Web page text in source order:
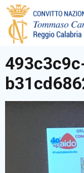
ISTITUTO
SEGRETERIA
DOCUMENTAZIONE